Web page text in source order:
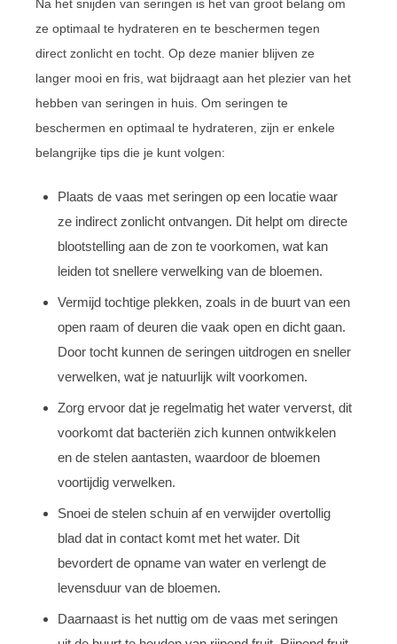
Na het snijden van seringen is het van groot belang om
ze optimaal te hydrateren en te beschermen tegen
direct zonlicht en tocht. Op deze manier blijven ze
langer mooi en fris, wat bijdraagt aan het plezier van het
hebben van seringen in huis. Om seringen te
beschermen en optimaal te hydrateren, zijn er enkele
belangrijke tips die je kunt volgen:
Plaats de vaas met seringen op een locatie waar
ze indirect zonlicht ontvangen. Dit helpt om directe
blootstelling aan de zon te voorkomen, wat kan
leiden tot snellere verwelking van de bloemen.
Vermijd tochtige plekken, zoals in de buurt van een
open raam of deuren die vaak open en dicht gaan.
Door tocht kunnen de seringen uitdrogen en sneller
verwelken, wat je natuurlijk wilt voorkomen.
Zorg ervoor dat je regelmatig het water ververst, dit
voorkomt dat bacteriën zich kunnen ontwikkelen
en de stelen aantasten, waardoor de bloemen
voortijdig verwelken.
Snoei de stelen schuin af en verwijder overtollig
blad dat in contact komt met het water. Dit
bevordert de opname van water en verlengt de
levensduur van de bloemen.
Daarnaast is het nuttig om de vaas met seringen